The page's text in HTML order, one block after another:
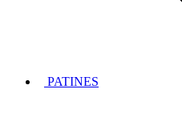
PATINES